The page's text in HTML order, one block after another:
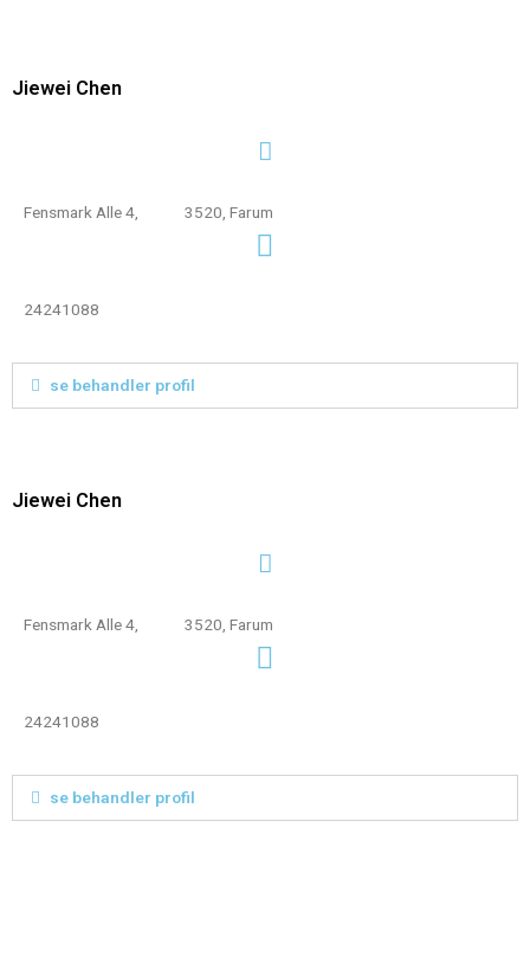
Jiewei Chen
Fensmark Alle 4, 3520, Farum
24241088
se behandler profil
Jiewei Chen
Fensmark Alle 4, 3520, Farum
24241088
se behandler profil